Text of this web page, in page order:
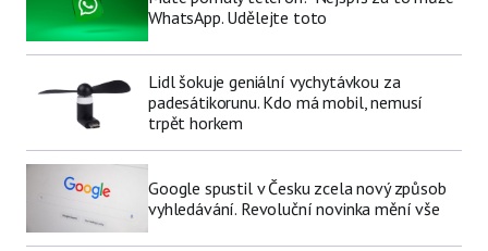
WhatsApp. Udělejte toto
Lidl šokuje geniální vychytávkou za
padesátikorunu. Kdo má mobil, nemusí
trpět horkem
Google spustil v Česku zcela nový způsob
vyhledávání. Revoluční novinka mění vše